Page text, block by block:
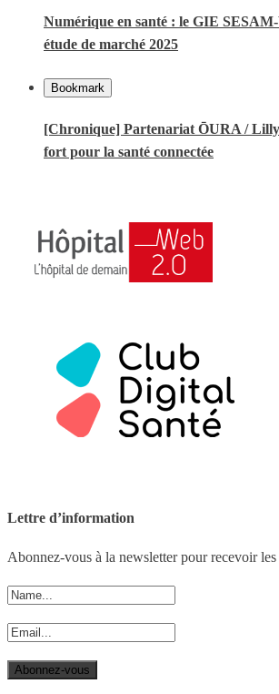
Numérique en santé : le GIE
étude de marché 2025
Bookmark
[Chronique] Partenariat ŌURA /
fort pour la santé connectée
Lettre d’information
Abonnez-vous à la newsletter pour recevoir